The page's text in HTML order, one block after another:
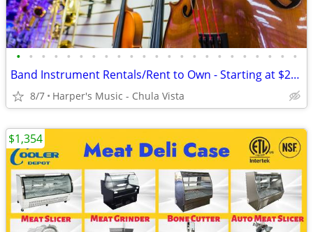
• • • • • • • • • • • • • • • • • • • • • • •
Band Instrument Rentals/Rent to Own - Starting at $24 per mo! EC
8/7 Harper's Music - Chula Vista
$1,354